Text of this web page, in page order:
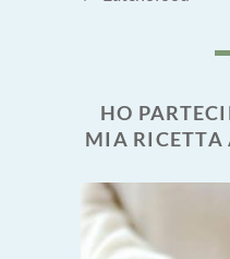
HO
MIA RICETTA